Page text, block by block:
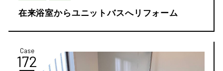
在来浴室からユニットバスへリフォーム
Case
172